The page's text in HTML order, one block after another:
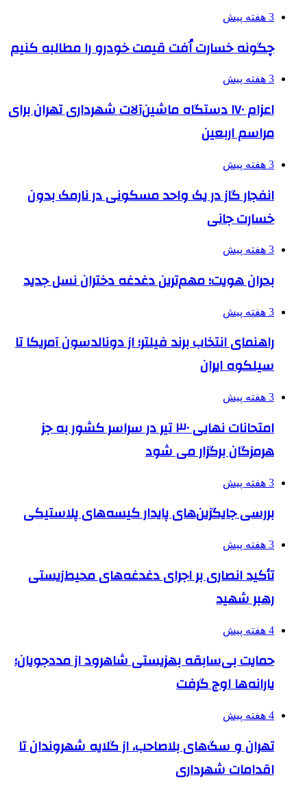
3 هفته پیش
چگونه خسارت اُفت قیمت خودرو را مطالبه کنیم
3 هفته پیش
اعزام ۱۷۰ دستگاه ماشین‌آلات شهرداری تهران برای
مراسم اربعین
3 هفته پیش
انفجار گاز در یک واحد مسکونی در نارمک بدون
خسارت جانی
3 هفته پیش
بحران هویت؛ مهم‌ترین دغدغه دختران نسل جدید
3 هفته پیش
راهنمای انتخاب برند فیلتر؛ از دونالدسون آمریکا تا
سیلکوه ایران
3 هفته پیش
امتحانات نهایی ۳۰ تیر در سراسر کشور به جز
هرمزگان برگزار می شود
3 هفته پیش
بررسی جایگزین‌های پایدار کیسه‌های پلاستیکی
3 هفته پیش
تأکید انصاری بر اجرای دغدغه‌های محیط‌زیستی
رهبر شهید
4 هفته پیش
حمایت بی‌سابقه بهزیستی شاهرود از مددجویان؛
یارانه‌ها اوج گرفت
4 هفته پیش
تهران و سگ‌های بلاصاحب، از گلایه شهروندان تا
اقدامات شهرداری